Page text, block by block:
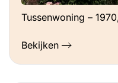
Tussenwoning –
Bekijken